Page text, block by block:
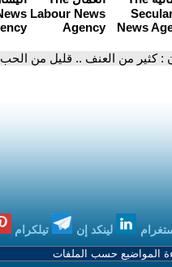
: كثير من العنف .. قليل من الحب
لينكد إن تيلكرام